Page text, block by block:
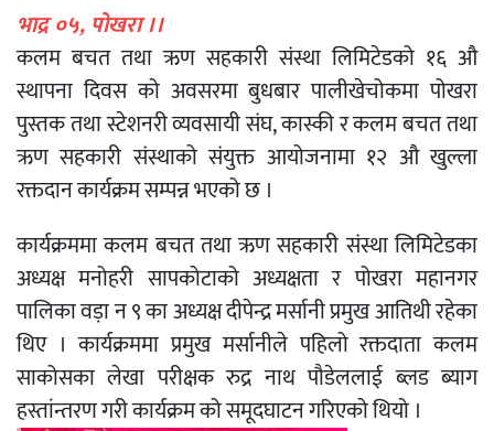
भाद्र ०५, पोखरा ।।
कलम बचत तथा ऋण सहकारी संस्था लिमिटेडको १६ औ
स्थापना दिवस को अवसरमा बुधबार पालीखेचोकमा पोखरा
पुस्तक तथा स्टेशनरी व्यवसायी संघ, कास्की र कलम बचत तथा
ऋण सहकारी संस्थाको संयुक्त आयोजनामा १२ औ खुल्ला
रक्तदान कार्यक्रम सम्पन्न भएको छ ।
कार्यक्रममा कलम बचत तथा ऋण सहकारी संस्था लिमिटेडका
अध्यक्ष मनोहरी सापकोटाको अध्यक्षता र पोखरा महानगर
पालिका वड़ा न ९ का अध्यक्ष दीपेन्द्र मर्सानी प्रमुख आतिथी रहेका
थिए । कार्यक्रममा प्रमुख मर्सानीले पहिलो रक्तदाता कलम
साकोसका लेखा परीक्षक रुद्र नाथ पौडेललाई ब्लड ब्याग
हस्तांन्तरण गरी कार्यक्रम को समूदघाटन गरिएको थियो ।